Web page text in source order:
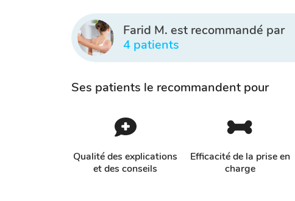
Farid M. est recommandé par
4 patients
Ses patients le recommandent pour
Qualité des explications
et des conseils
Efficacité de la prise en
charge